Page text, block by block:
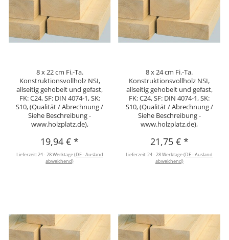
8 x 22 cm Fi.-Ta.
Konstruktionsvollholz NSI,
allseitig gehobelt und gefast,
FK: C24, SF: DIN 4074-1, SK:
S10, (Qualität / Abrechnung /
Siehe Beschreibung -
www.holzplatz.de),
19,94 €*
Lieferzeit:24 - 28 Werktage(DE - Ausland
abweichend)
8 x 24 cm Fi.-Ta.
Konstruktionsvollholz NSI,
allseitig gehobelt und gefast,
FK: C24, SF: DIN 4074-1, SK:
S10, (Qualität / Abrechnung /
Siehe Beschreibung -
www.holzplatz.de),
21,75 € *
Lieferzeit:24 - 28 Werktage(DE - Ausland
abweichend)